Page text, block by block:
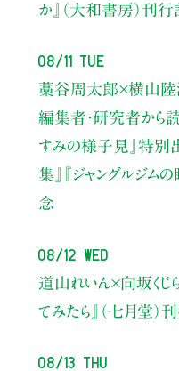
か』（大和書房）刊
08/11 Tue
藁谷周太郎×横山陸
編集者・研究者から
すみの様子見』特別
集』『ジャングルジ
念
08/12 Wed
道山れいん×向坂くじ
てみたら』（七月堂）
08/13 Thu